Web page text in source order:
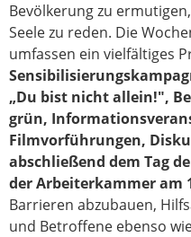
Bevölkerung zu
Seele zu reden. Die
umfassen ein vielfältiges
„Du bist nicht allein!",
grün,
Filmvorführungen,
abschließend dem Tag
der Arbeiterkammer am
Barrieren abzubauen,
und Betroffene ebenso